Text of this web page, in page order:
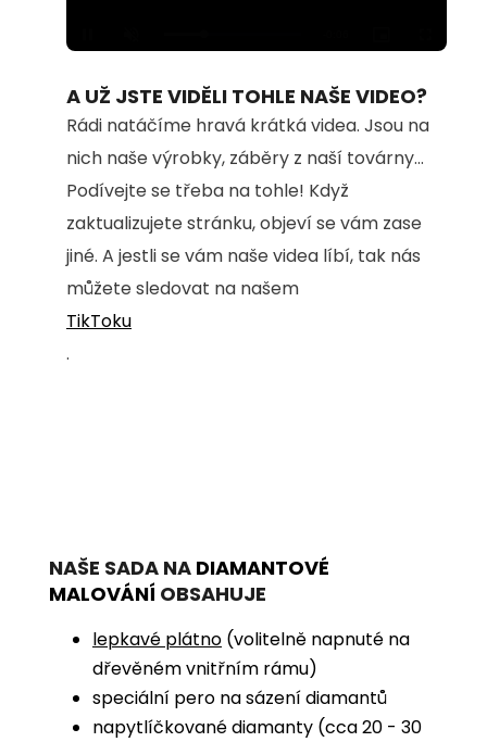
100.00%
A UŽ JSTE VIDĚLI TOHLE NAŠE VIDEO?
Rádi natáčíme hravá krátká videa. Jsou na
nich naše výrobky, záběry z naší továrny...
Podívejte se třeba na tohle! Když
zaktualizujete stránku, objeví se vám zase
jiné. A jestli se vám naše videa líbí, tak nás
můžete sledovat na našem
TikToku
.
NAŠE SADA NA DIAMANTOVÉ
MALOVÁNÍ OBSAHUJE
lepkavé plátno (volitelně napnuté na
dřevěném vnitřním rámu)
speciální pero na sázení diamantů
napytlíčkované diamanty (cca 20 - 30